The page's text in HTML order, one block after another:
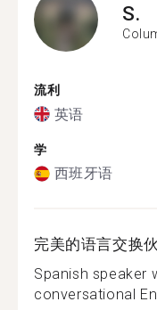
S.
流利
英语
学
西班牙语
完美的语言交换
Spanish speaker
conversational